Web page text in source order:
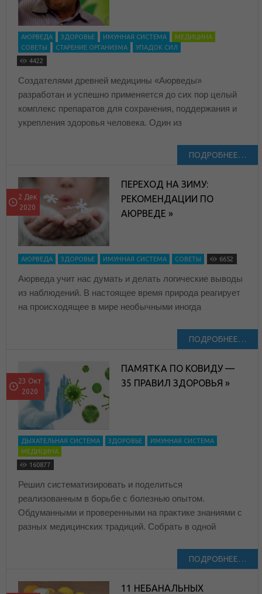
АЮРВЕДА ЗДОРОВЬЕ ИМУННАЯ СИСТЕМА
МЕДИЦИНА
СОВЕТЫ
СТАРЕНИЕ ОРГАНИЗМА
УПАДОК СИЛ
4422
Создателями древней медицины «Аюрведы»
разработан и успешно применяется до сих пор целый
комплекс препаратов для сохранения, поддержания и
укрепления здоровья человека. Один из
ПОДРОБНЕЕ…
2 Дек
2020
ПЕРЕХОД НА ЗИМУ:
РЕКОМЕНДАЦИИ ПО
АЮРВЕДЕ »
АЮРВЕДА ЗДОРОВЬЕ ИМУННАЯ СИСТЕМА СОВЕТЫ 6652
Аюрведа учит нас думать и делать логические выводы
из наблюдений. В настоящее время природа реагирует
на происходящее в мире необычными иногда
ПОДРОБНЕЕ…
23 Окт
2020
ПАМЯТКА ПО КОВИДУ —
35 ПРАВИЛ ЗДОРОВЬЯ »
ДЫХАТЕЛЬНАЯ СИСТЕМА ЗДОРОВЬЕ
ИМУННАЯ СИСТЕМА
МЕДИЦИНА
160877
Решил систематизировать и поделиться
реализованным в борьбе с болезнью опытом.
Обдуманными и проверенными на практике знаниями с
разных медицинских традиций. Собрать в одной
ПОДРОБНЕЕ…
11 НЕБАНАЛЬНЫХ